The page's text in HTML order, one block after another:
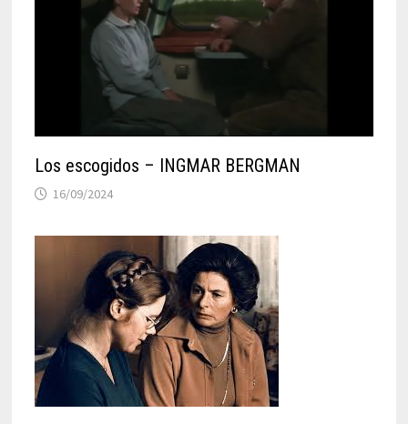
Los escogidos – INGMAR BERGMAN
16/09/2024